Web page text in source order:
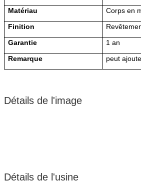
Matériau
Corps en
Finition
Garantie
1 an
Remarque
peut
Détails de l'image
Détails de l'usine